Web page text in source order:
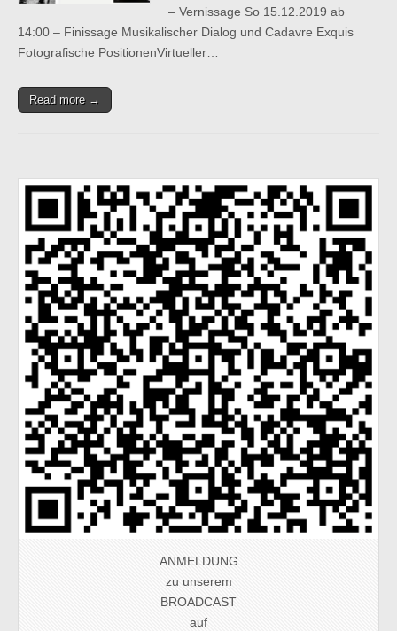
– Vernissage So 15.12.2019 ab
14:00 – Finissage Musikalischer Dialog und Cadavre Exquis
Fotografische PositionenVirtueller…
Read more →
ANMELDUNG
zu unserem
BROADCAST
auf